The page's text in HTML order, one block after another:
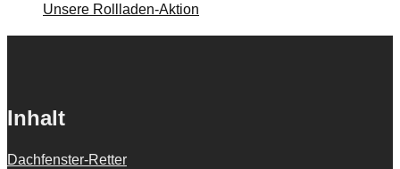
Unsere Rollladen-Aktion
Inhalt
Dachfenster-Retter